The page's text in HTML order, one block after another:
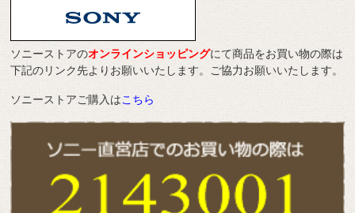
ソニーストアのオンラインショッピングにて商品をお買い物の際は
下記のリンク先よりお願いいたします。ご協力お願いいたします。
ソニーストアご購入はこちら